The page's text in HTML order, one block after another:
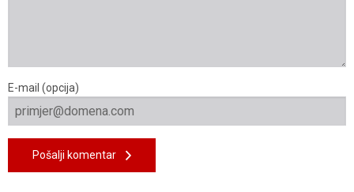
E-mail (opcija)
Pošalji komentar